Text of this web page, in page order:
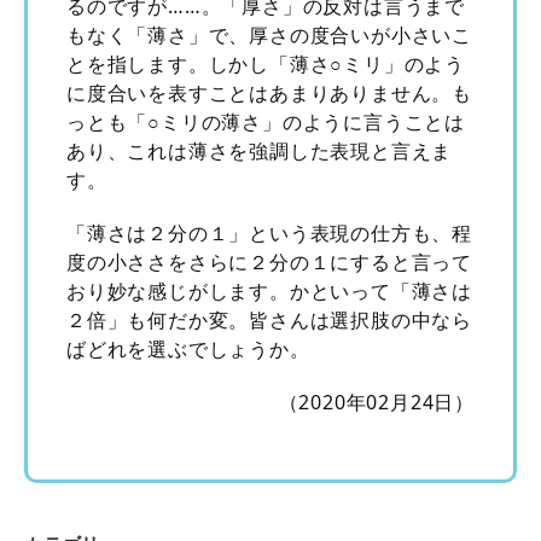
るのですが……。「厚さ」の反対は言うまで
もなく「薄さ」で、厚さの度合いが小さいこ
とを指します。しかし「薄さ○ミリ」のよう
に度合いを表すことはあまりありません。も
っとも「○ミリの薄さ」のように言うことは
あり、これは薄さを強調した表現と言えま
す。
「薄さは２分の１」という表現の仕方も、程
度の小ささをさらに２分の１にすると言って
おり妙な感じがします。かといって「薄さは
２倍」も何だか変。皆さんは選択肢の中なら
ばどれを選ぶでしょうか。
（2020年02月24日）